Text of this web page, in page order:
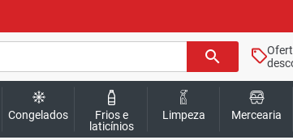
search
Congelados
Frios e
laticínios
Limpeza Mercearia